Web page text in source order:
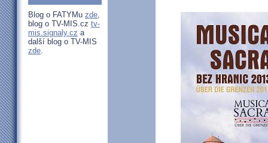
Blog o FATYMu zde,
blog o TV-MIS.cz tv-
mis.signaly.cz a
další blog o TV-MIS
zde.